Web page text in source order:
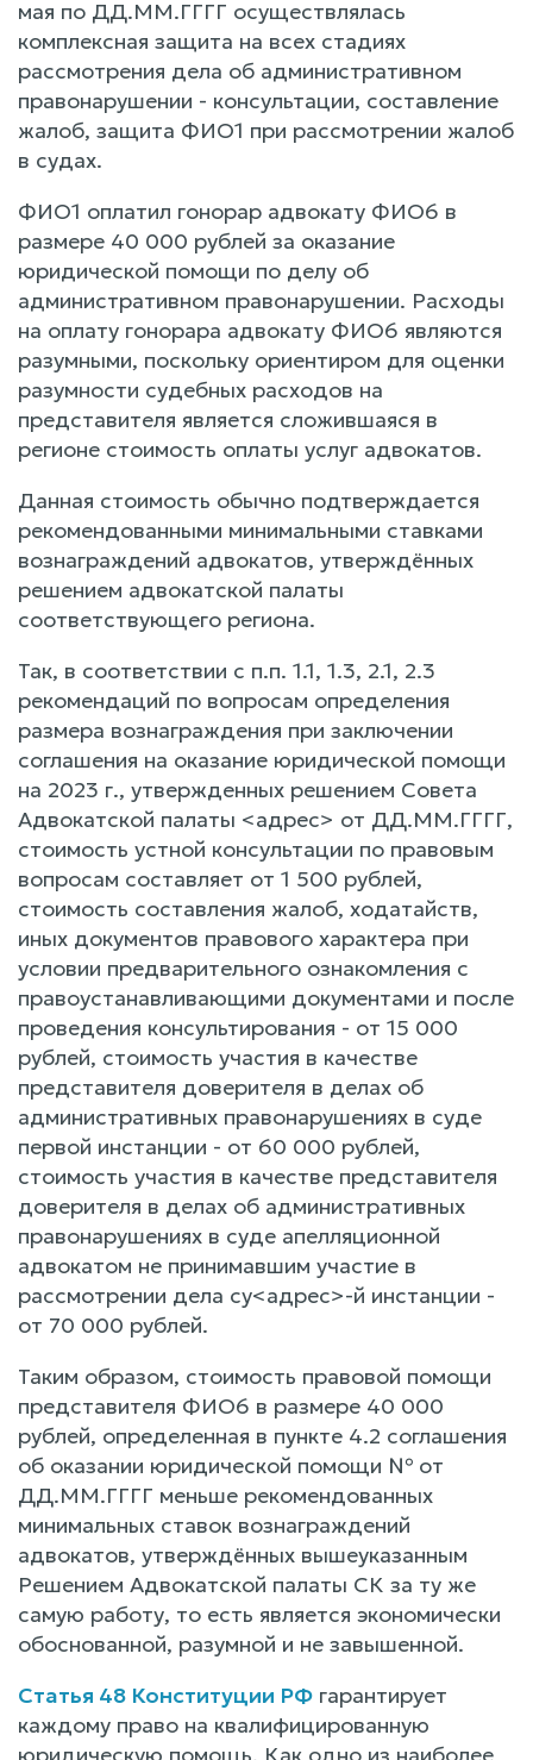
мая по ДД.ММ.ГГГГ осуществлялась
комплексная защита на всех стадиях
рассмотрения дела об административном
правонарушении - консультации, составление
жалоб, защита ФИО1 при рассмотрении жалоб
в судах.
ФИО1 оплатил гонорар адвокату ФИО6 в
размере 40 000 рублей за оказание
юридической помощи по делу об
административном правонарушении. Расходы
на оплату гонорара адвокату ФИО6 являются
разумными, поскольку ориентиром для оценки
разумности судебных расходов на
представителя является сложившаяся в
регионе стоимость оплаты услуг адвокатов.
Данная стоимость обычно подтверждается
рекомендованными минимальными ставками
вознаграждений адвокатов, утверждённых
решением адвокатской палаты
соответствующего региона.
Так, в соответствии с п.п. 1.1, 1.3, 2.1, 2.3
рекомендаций по вопросам определения
размера вознаграждения при заключении
соглашения на оказание юридической помощи
на 2023 г., утвержденных решением Совета
Адвокатской палаты <адрес> от ДД.ММ.ГГГГ,
стоимость устной консультации по правовым
вопросам составляет от 1 500 рублей,
стоимость составления жалоб, ходатайств,
иных документов правового характера при
условии предварительного ознакомления с
правоустанавливающими документами и после
проведения консультирования - от 15 000
рублей, стоимость участия в качестве
представителя доверителя в делах об
административных правонарушениях в суде
первой инстанции - от 60 000 рублей,
стоимость участия в качестве представителя
доверителя в делах об административных
правонарушениях в суде апелляционной
адвокатом не принимавшим участие в
рассмотрении дела су<адрес>-й инстанции -
от 70 000 рублей.
Таким образом, стоимость правовой помощи
представителя ФИО6 в размере 40 000
рублей, определенная в пункте 4.2 соглашения
об оказании юридической помощи № от
ДД.ММ.ГГГГ меньше рекомендованных
минимальных ставок вознаграждений
адвокатов, утверждённых вышеуказанным
Решением Адвокатской палаты СК за ту же
самую работу, то есть является экономически
обоснованной, разумной и не завышенной.
Статья 48 Конституции РФ гарантирует
каждому право на квалифицированную
юридическую помощь. Как одно из наиболее